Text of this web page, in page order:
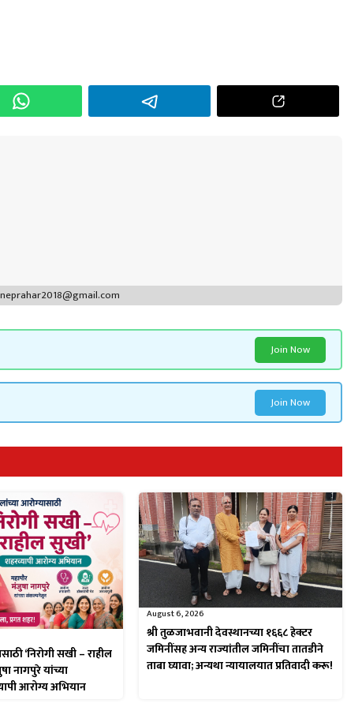
Join Now
Join Now
‘निरोगी सखी – राहील
नागपुरे यांच्या
आरोग्य अभियान
August 6, 2026
श्री तुळजाभवानी देवस्थानच्या १६६८ हेक्टर
जमिनींसह अन्य राज्यांतील जमिनींचा तातडीने
ताबा घ्यावा; अन्यथा न्यायालयात प्रतिवादी करू!